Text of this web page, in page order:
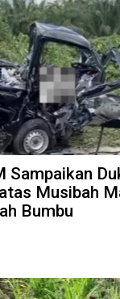
Sampaikan
Musibah
Bumbu